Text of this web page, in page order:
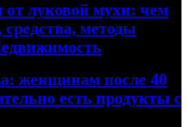
от луковой мухи: чем
средства, методы
женщинам после 40
есть продукты с